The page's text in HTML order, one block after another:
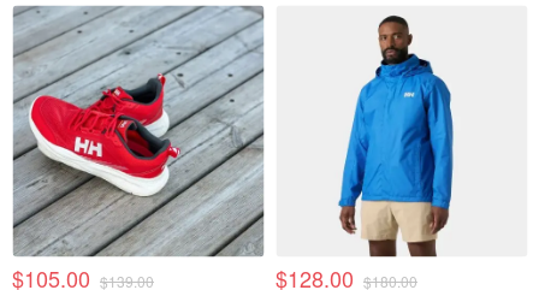
$105.00 $139.00 $128.00 $180.00